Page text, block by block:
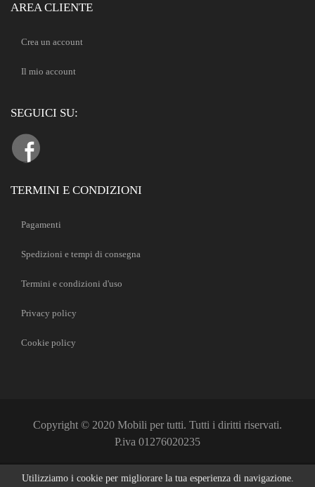
AREA CLIENTE
Crea un account
Il mio account
SEGUICI SU:
TERMINI E CONDIZIONI
Pagamenti
Spedizioni e tempi di consegna
Termini e condizioni d'uso
Privacy policy
Cookie policy
Copyright © 2020 Mobili per tutti. Tutti i diritti riservati.
P.iva 01276020235
Utilizziamo i cookie per migliorare la tua esperienza di navigazione.